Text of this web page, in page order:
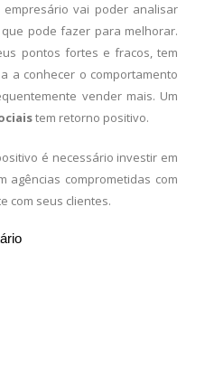
vai poder analisar
pode fazer para melhorar.
pontos fortes e fracos, tem
a conhecer o comportamento
vender mais. Um
tem retorno positivo.
é necessário investir em
agências comprometidas com
com seus clientes.